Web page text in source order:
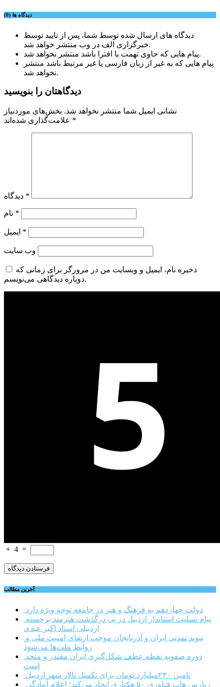
دیدگاه ها (0)
دیدگاه های ارسال شده توسط شما، پس از تایید توسط
خبرگزاری الف در وب منتشر خواهد شد.
پیام هایی که حاوی تهمت یا افترا باشد منتشر نخواهد شد.
پیام هایی که به غیر از زبان فارسی یا غیر مرتبط باشد منتشر
نخواهد شد.
دیدگاهتان را بنویسید
نشانی ایمیل شما منتشر نخواهد شد. بخش‌های موردنیاز
*
*
*
*
وب‌ سایت
ذخیره نام، ایمیل و وبسایت من در مرورگر برای زمانی که
دوباره دیدگاهی می‌نویسم.
+ 4 =
آخرین مطالب
دولت چهاردهم به فرهنگ و هنر در جامعه توجه ویژه دارد
اردبیلی استاد اکبر عبدی
روابط ملت‌ها می‌شود
است
تامین ۲۳۰میلیارد تومان برای تکمیل تالار شهر اردبیل